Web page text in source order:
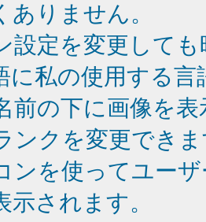
りません。
設定を変更して
に私の使用する
前の下に画像を
ンクを変更でき
ンを使ってユー
されます。